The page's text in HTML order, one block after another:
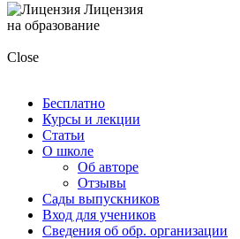
Лицензия
на образование
Close
Бесплатно
Курсы и лекции
Статьи
О школе
Об авторе
Отзывы
Сады выпускников
Вход для учеников
Сведения об обр. организации